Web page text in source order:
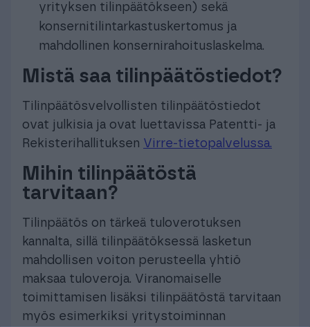
yrityksen tilinpäätökseen) sekä
konsernitilintarkastuskertomus ja
mahdollinen konsernirahoituslaskelma.
Mistä saa tilinpäätöstiedot?
Tilinpäätösvelvollisten tilinpäätöstiedot
ovat julkisia ja ovat luettavissa Patentti- ja
Rekisterihallituksen Virre-tietopalvelussa.
Mihin tilinpäätöstä
tarvitaan?
Tilinpäätös on tärkeä tuloverotuksen
kannalta, sillä tilinpäätöksessä lasketun
mahdollisen voiton perusteella yhtiö
maksaa tuloveroja. Viranomaiselle
toimittamisen lisäksi tilinpäätöstä tarvitaan
myös esimerkiksi yritystoiminnan